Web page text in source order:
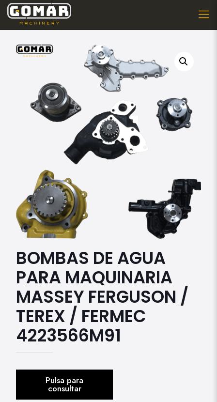
BOMBAS DE AGUA
PARA MAQUINARIA
MASSEY FERGUSON /
TEREX / FERMEC
4223566M91